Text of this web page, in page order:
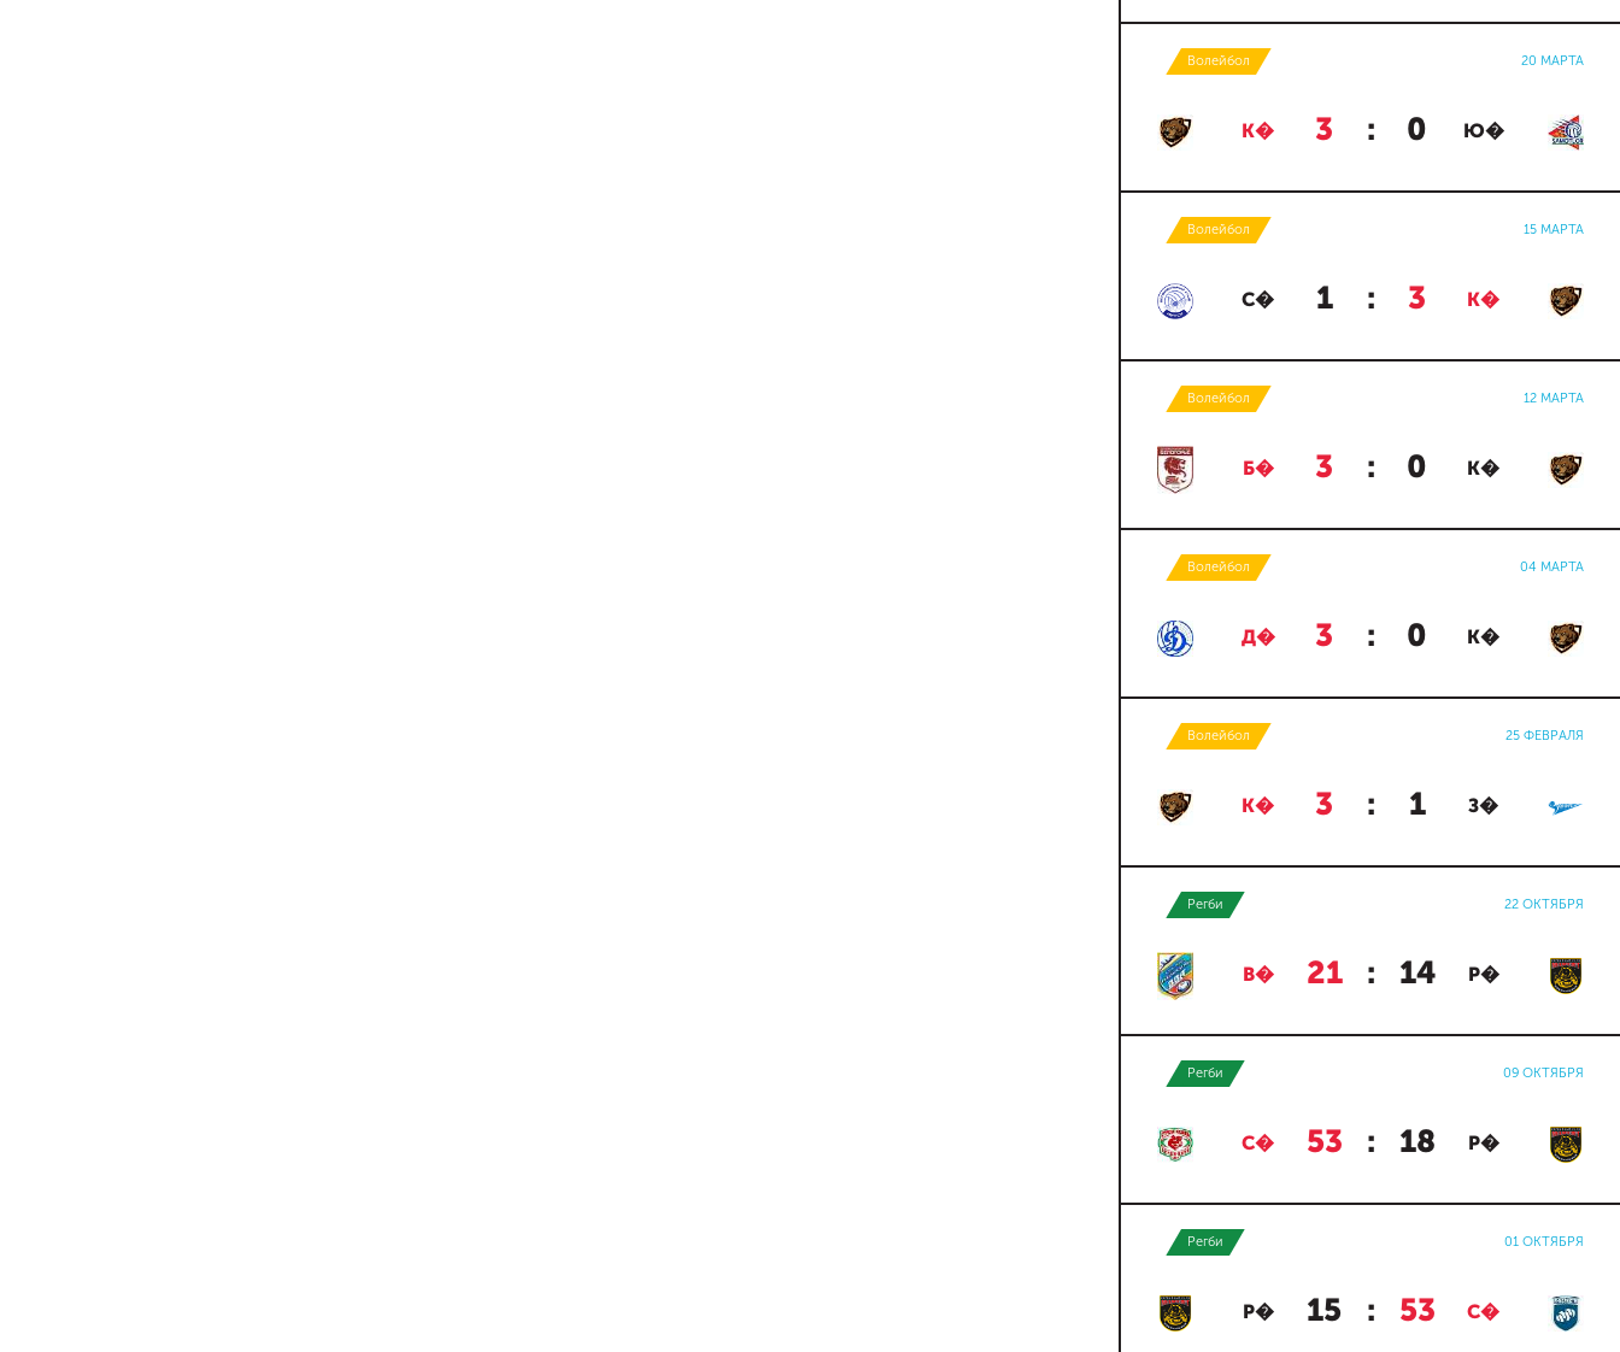
Волейбол 20 МАРТА
К� 3 : 0 Ю�
Волейбол 15 МАРТА
С� 1 : 3 К�
Волейбол 12 МАРТА
Б� 3 : 0 К�
Волейбол 04 МАРТА
Д� 3 : 0 К�
Волейбол 25 ФЕВРАЛЯ
К� 3 : 1 З�
Регби 22 ОКТЯБРЯ
В� 21 : 14 Р�
Регби 09 ОКТЯБРЯ
С� 53 : 18 Р�
Регби 01 ОКТЯБРЯ
Р� 15 : 53 С�